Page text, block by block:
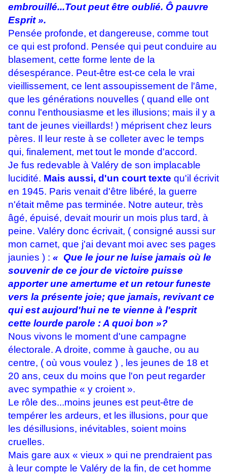
embrouillé...Tout peut être oublié. Ô pauvre
Esprit ».
Pensée profonde, et dangereuse, comme tout
ce qui est profond. Pensée qui peut conduire au
blasement, cette forme lente de la
désespérance. Peut-être est-ce cela le vrai
vieillissement, ce lent assoupissement de l'âme,
que les générations nouvelles ( quand elle ont
connu l'enthousiasme et les illusions; mais il y a
tant de jeunes vieillards! ) méprisent chez leurs
pères. Il leur reste à se colleter avec le temps
qui, finalement, met tout le monde d'accord.
Je fus redevable à Valéry de son implacable
lucidité. Mais aussi, d'un court texte qu'il écrivit
en 1945. Paris venait d'être libéré, la guerre
n'était même pas terminée. Notre auteur, très
âgé, épuisé, devait mourir un mois plus tard, à
peine. Valéry donc écrivait, ( consigné aussi sur
mon carnet, que j'ai devant moi avec ses pages
jaunies ) : « Que le jour ne luise jamais où le
souvenir de ce jour de victoire puisse
apporter une amertume et un retour funeste
vers la présente joie; que jamais, revivant ce
qui est aujourd'hui ne te vienne à l'esprit
cette lourde parole : A quoi bon »?
Nous vivons le moment d'une campagne
électorale. A droite, comme à gauche, ou au
centre, ( où vous voulez ) , les jeunes de 18 et
20 ans, ceux du moins que l'on peut regarder
avec sympathie « y croient ».
Le rôle des...moins jeunes est peut-être de
tempérer les ardeurs, et les illusions, pour que
les désillusions, inévitables, soient moins
cruelles.
Mais gare aux « vieux » qui ne prendraient pas
à leur compte le Valéry de la fin, de cet homme